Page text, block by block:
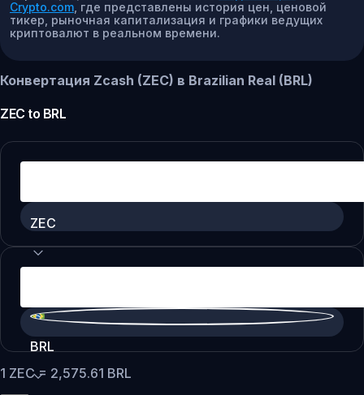
Crypto.com , где представлены история цен, ценовой
тикер, рыночная капитализация и графики ведущих
криптовалют в реальном времени.
Конвертация Zcash (ZEC) в Brazilian Real (BRL)
ZEC to BRL
ZEC
BRL
1 ZEC= 2,575.61 BRL